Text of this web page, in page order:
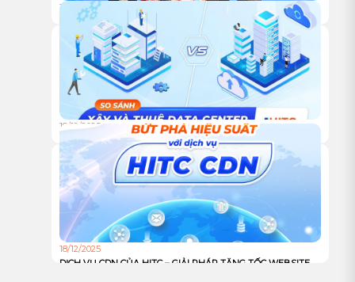
18/12/2025
HỘI NGHỊ KHÁCH HÀNG HITC 2025 – VỮNG BƯỚC ĐỒNG
HÀNH, VƯƠN XA CÙNG HẠ TẦNG XANH
18/12/2025
TỰ XÂY HAY THUÊ TRUNG TÂM DỮ LIỆU: ĐÂU LÀ LỰA
CHỌN TỐI ƯU CHO DOANH NGHIỆP?
18/12/2025
DỊCH VỤ CDN CỦA HITC – GIẢI PHÁP TĂNG TỐC WEBSITE